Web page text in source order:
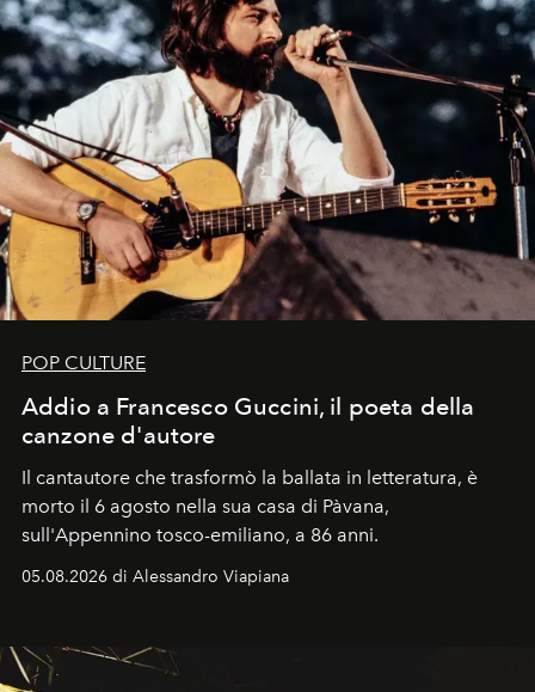
POP CULTURE
Addio a Francesco Guccini, il poeta della
canzone d'autore
Il cantautore che trasformò la ballata in letteratura, è
morto il 6 agosto nella sua casa di Pàvana,
sull'Appennino tosco-emiliano, a 86 anni.
05.08.2026 di Alessandro Viapiana